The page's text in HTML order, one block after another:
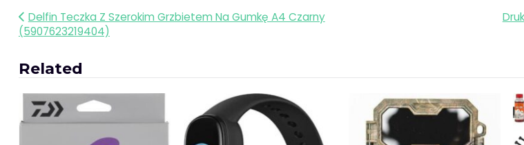
Nawigacja
wpisu
Delfin Teczka Z Szerokim Grzbietem Na Gumkę A4 Czarny
(5907623219404)
Related